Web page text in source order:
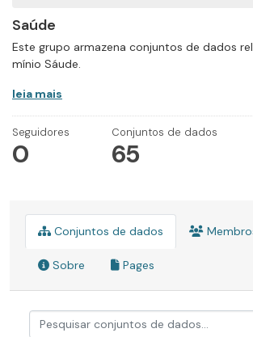
Saúde
Este grupo armazena conjuntos de dados
mínio Sáude.
leia mais
Seguidores
0
Conjuntos de dados
65
Conjuntos de dados
Sobre Pages